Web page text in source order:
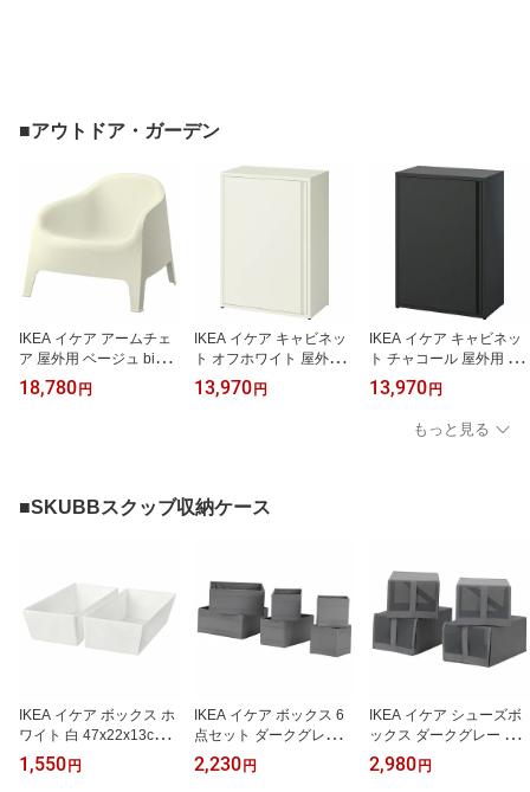
■アウトドア・ガーデン
IKEA イケア アームチェ
ア 屋外用 ベージュ big30
575812 SKARPO スカル
ポー アウトドア 花 ガー
18,780 円
IKEA イケア キャビネッ
ト オフホワイト 屋外用
室内 60x35x86cm big30
584185 SUNDSO スンド
い
13,970 円
IKEA イケア キャビネッ
ト チャコール 屋外用 室
内 60x35x86cm big6058
4184 SUNDSO スンドソ
ー アウトドア インテリ
ア 収納家具 キャビネッ
13,970 円
もっと見る
■SKUBBスクッブ収納ケース
IKEA イケア ボックス ホ
ワイト 白 47x22x13cm 2
ピース m90591946 SKU
BB スクッブ 日用品雑貨
1,550 円
IKEA イケア ボックス 6
点セット ダークグレー n
00472957 SKUBB スク
ッブ 日用品雑貨 生活雑
2,230 円
IKEA イケア シューズボ
ックス ダークグレー 22x
34x16cm 4 ピース n004
72981 SKUBB スクッブ
2,980 円